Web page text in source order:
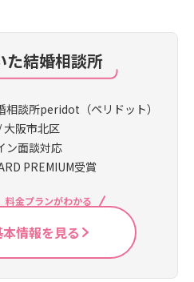
た結婚相談所
相談所peridot（ペリドット）
大阪市北区
ン面談対応
PREMIUM受賞
料金プランがわかる
情報を見る